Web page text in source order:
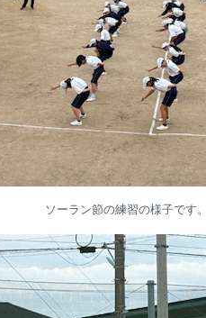
ソーラン節の練習の様子です